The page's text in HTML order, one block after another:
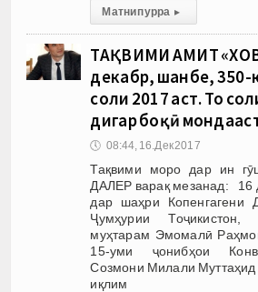
Матни пурра ▸
ТАҚВИМИ АМИТ
декабр, шанбе, 350-
соли 2017 аст. То
дигар боқӣ
🕔 08:44, 16.Дек 2017
Тақвими моро дар ин
ДАЛЕР варақ мезанад: 16
дар шаҳри Копенгагени
Ҷумҳурии
муҳтарам Эмомалӣ
15-уми ҷонибҳои
Созмони Милали Муттаҳид
иқлим